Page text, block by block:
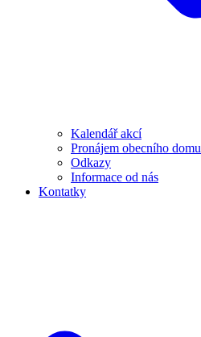
Kalendář akcí
Pronájem obecního domu
Odkazy
Informace od nás
Kontatky